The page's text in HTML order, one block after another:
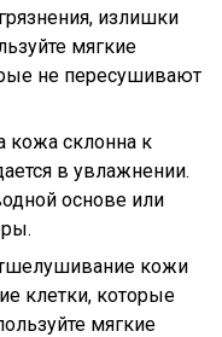
излишки
мягкие
не пересушивают
кожа склонна к
в увлажнении.
основе или
кожи
клетки, которые
мягкие